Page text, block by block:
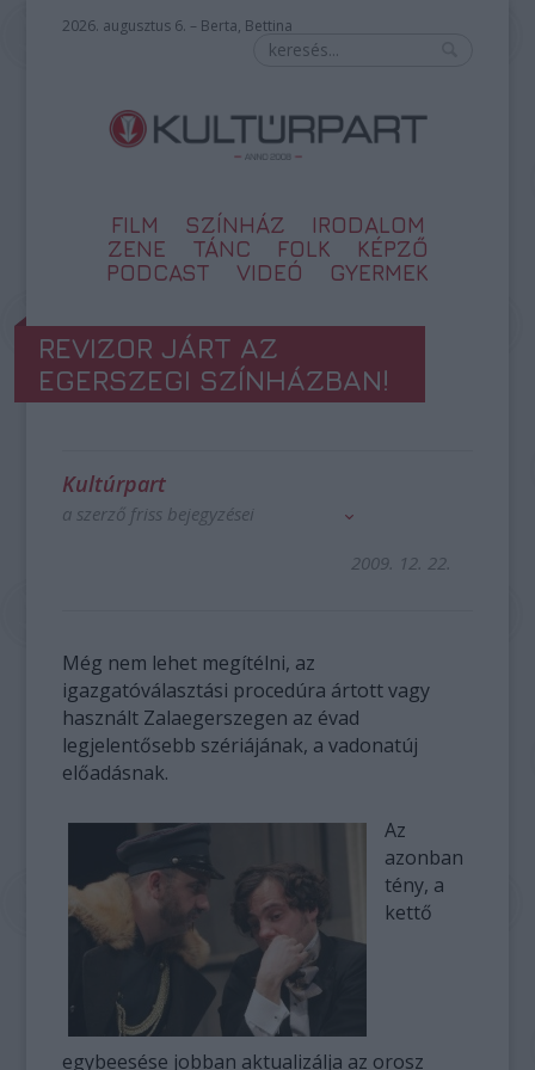
2026. augusztus 6. – Berta, Bettina
FILM SZÍNHÁZ
IRODALOM
ZENE
TÁNC FOLK
KÉPZŐ
PODCAST
VIDEÓ GYERMEK
REVIZOR JÁRT AZ
EGERSZEGI SZÍNHÁZBAN!
Kultúrpart
a szerző friss bejegyzései
2009. 12. 22.
Még nem lehet megítélni, az
igazgatóválasztási procedúra ártott vagy
használt Zalaegerszegen az évad
legjelentősebb szériájának, a vadonatúj
előadásnak.
Az
azonban
tény, a
kettő
egybeesése jobban aktualizálja az orosz